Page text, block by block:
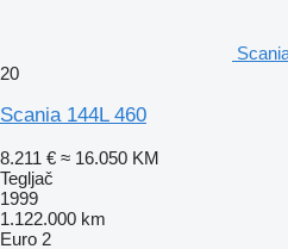
20
Scania 144L 460
8.211 € ≈ 16.050 KM
Tegljač
1999
1.122.000 km
Euro 2